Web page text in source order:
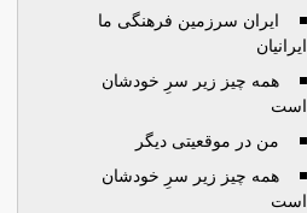
ایران سرزمین فرهنگی ما
ایرانیان
همه چیز زیر سرِ خودشان
است
من در موقعیتی دیگر
همه چیز زیر سرِ خودشان
است